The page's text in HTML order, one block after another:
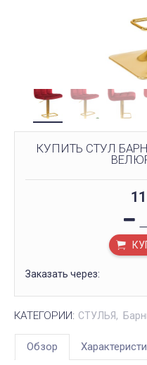
КУПИТЬ СТУЛ
Заказать через:
КАТЕГОРИИ: СТУЛЬЯ
Обзор